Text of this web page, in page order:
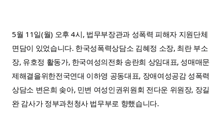
5월 11일(월) 오후 4시, 법무부장관과 성폭력 피해자 지원단체
면담이 있었습니다. 한국성폭력상담소 김혜정 소장, 최란 부소
장, 유호정 활동가, 한국여성의전화 송란희 상임대표, 성매매문
제해결을위한전국연대 이하영 공동대표, 장애여성공감 성폭력
상담소 변은희 솢아, 민변 여성인권위원회 전다운 위원장, 장길
완 감사가 정부과천청사 법무부로 향했습니다.